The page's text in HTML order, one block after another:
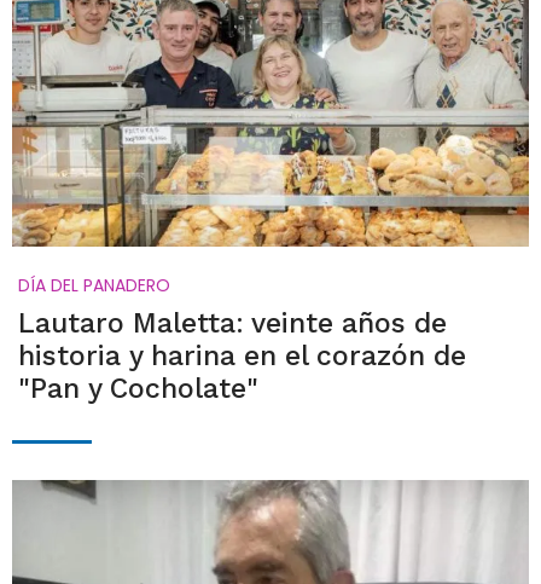
DÍA DEL PANADERO
Lautaro Maletta: veinte años de
historia y harina en el corazón de
"Pan y Cocholate"